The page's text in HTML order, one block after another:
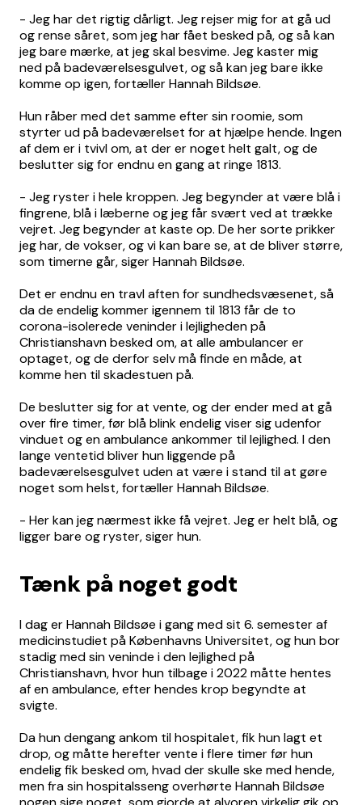
- Jeg har det rigtig dårligt. Jeg rejser mig for at gå ud
og rense såret, som jeg har fået besked på, og så kan
jeg bare mærke, at jeg skal besvime. Jeg kaster mig
ned på badeværelsesgulvet, og så kan jeg bare ikke
komme op igen, fortæller Hannah Bildsøe.
Hun råber med det samme efter sin roomie, som
styrter ud på badeværelset for at hjælpe hende. Ingen
af dem er i tvivl om, at der er noget helt galt, og de
beslutter sig for endnu en gang at ringe 1813.
- Jeg ryster i hele kroppen. Jeg begynder at være blå i
fingrene, blå i læberne og jeg får svært ved at trække
vejret. Jeg begynder at kaste op. De her sorte prikker
jeg har, de vokser, og vi kan bare se, at de bliver større,
som timerne går, siger Hannah Bildsøe.
Det er endnu en travl aften for sundhedsvæsenet, så
da de endelig kommer igennem til 1813 får de to
corona-isolerede veninder i lejligheden på
Christianshavn besked om, at alle ambulancer er
optaget, og de derfor selv må finde en måde, at
komme hen til skadestuen på.
De beslutter sig for at vente, og der ender med at gå
over fire timer, før blå blink endelig viser sig udenfor
vinduet og en ambulance ankommer til lejlighed. I den
lange ventetid bliver hun liggende på
badeværelsesgulvet uden at være i stand til at gøre
noget som helst, fortæller Hannah Bildsøe.
- Her kan jeg nærmest ikke få vejret. Jeg er helt blå, og
ligger bare og ryster, siger hun.
Tænk på noget godt
I dag er Hannah Bildsøe i gang med sit 6. semester af
medicinstudiet på Københavns Universitet, og hun bor
stadig med sin veninde i den lejlighed på
Christianshavn, hvor hun tilbage i 2022 måtte hentes
af en ambulance, efter hendes krop begyndte at
svigte.
Da hun dengang ankom til hospitalet, fik hun lagt et
drop, og måtte herefter vente i flere timer før hun
endelig fik besked om, hvad der skulle ske med hende,
men fra sin hospitalsseng overhørte Hannah Bildsøe